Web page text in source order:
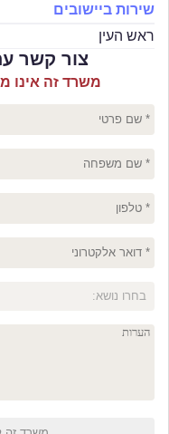
שירות ביישובים
ראש העין
צור קשר
משרד זה אינו